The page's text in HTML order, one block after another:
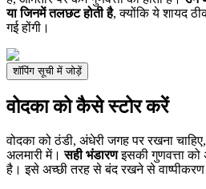
या जिनमें तलछट होती है, क्योंकि ये शायद
गई होंगी।
शॉपिंग सूची में जोड़ें
वोदका को कैसे स्टोर करें
वोदका को ठंडी, अंधेरी जगह पर रखना
अलमारी में।सही भंडारणइसकी गुणवत्ता को
है। इसे अच्छी तरह से बंद रखने से